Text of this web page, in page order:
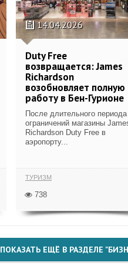
14.04.2026
Duty Free
возвращается: James
Richardson
возобновляет полную
работу в Бен-Гурионе
После длительного периода
ограничений магазины
Richardson Duty Free в
аэропорту...
ТУРИЗМ
738
ПОКАЗАТЬ ЕЩЁ В РАЗДЕЛЕ